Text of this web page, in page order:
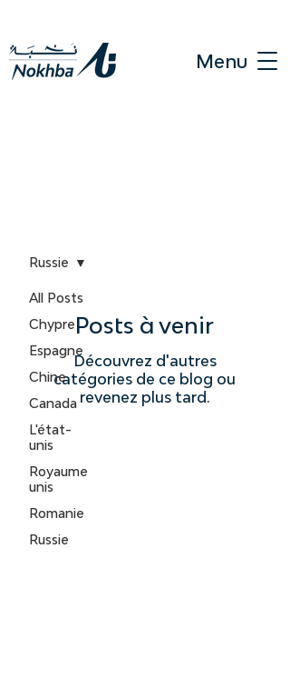
Menu
All Posts
Chypre
Espagne
Chine
Canada
L'état-
unis
Royaume
unis
Romanie
Russie
Russie
Posts à venir
Découvrez d'autres
catégories de ce blog ou
revenez plus tard.